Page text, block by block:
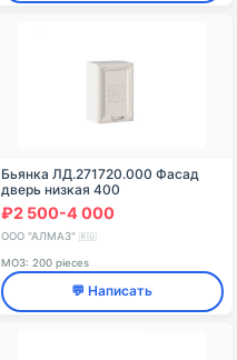
Бьянка ЛД.271720.000 Фасад
дверь низкая 400
₽2 500-4 000
ООО "АЛМАЗ" 🇷🇺
МОЗ: 200 pieces
💬 Написать